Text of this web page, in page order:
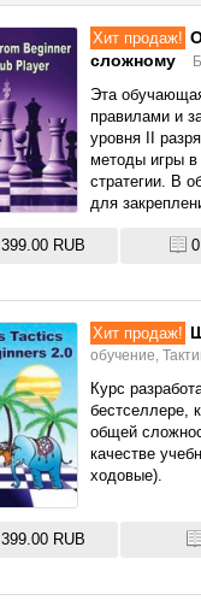
Хит продаж!
сложному
Эта
правилами и
уровня II
методы игры
стратегии. В
для
399.00 RUB
Хит продаж!
обучение,
Курс
бестселлере,
общей
качестве
ходовые).
399.00 RUB